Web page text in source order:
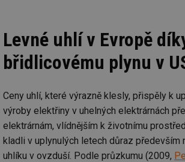
Levné uhlí v Evropě
břidlicovému plynu v
Ceny uhlí, které výrazně klesly, přispěly k
výroby elektřiny v uhelných elektrárnách
elektrárnám, vlídnějším k životnímu
kladli v uplynulých letech důraz především
uhlíku v ovzduší. Podle průzkumu (2009,